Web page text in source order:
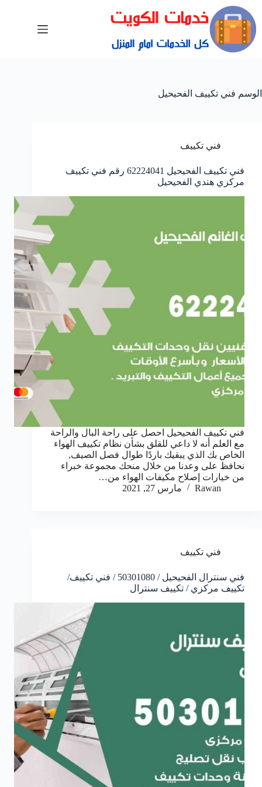
الوسم فني تكييف الفحيحيل
فني تكييف
فني تكييف الفحيحيل 62224041 رقم فني تكييف
مركزي هندي الفحيحيل
فني تكييف الفحيحيل احصل على راحة البال والراحة
مع العلم أنه لا داعي للقلق بشأن نظام تكييف الهواء
الخاص بك الذي يبقيك باردًا طوال فصل الصيف,
نحافظ على وعدنا من خلال منحك مجموعة خبراء
من خيارات إصلاح مكيفات الهواء من…
Rawan
مارس 27, 2021
فني تكييف
فني سنترال الفحيحيل / 50301080 / فني تكييف/
تكييف مركزي / تكييف سنترال